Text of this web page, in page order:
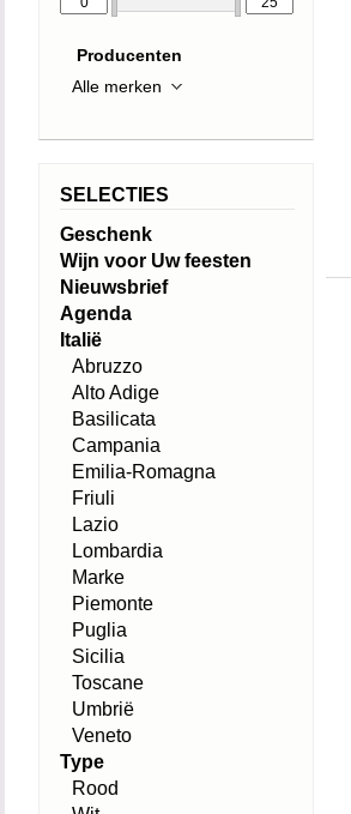
Producenten
SELECTIES
Geschenk
Wijn voor Uw feesten
Nieuwsbrief
Agenda
Italië
Abruzzo
Alto Adige
Basilicata
Campania
Emilia-Romagna
Friuli
Lazio
Lombardia
Marke
Piemonte
Puglia
Sicilia
Toscane
Umbrië
Veneto
Type
Rood